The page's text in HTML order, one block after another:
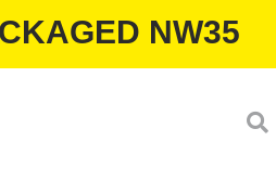
NW35